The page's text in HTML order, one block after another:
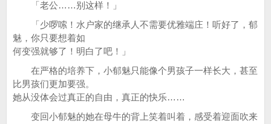
「老公……别这样！」
「少啰嗦！水户家的继承人不需要优雅端庄！听好了，郁
魅，你只要想着如
何变强就够了！明白了吧！」
在严格的培养下，小郁魅只能像个男孩子一样长大，甚至
比男孩们更加要强。
她从没体会过真正的自由，真正的快乐……
变回小郁魅的她在母牛的背上笑着叫着，感受着迎面吹来